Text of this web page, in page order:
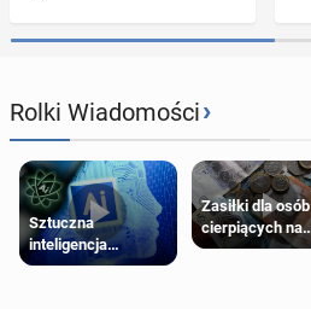
Rolki Wiadomości›
Sztuczna
inteligencja
próbowała oszukać
Zasiłki dla osób
cierpiących na
schorzenia